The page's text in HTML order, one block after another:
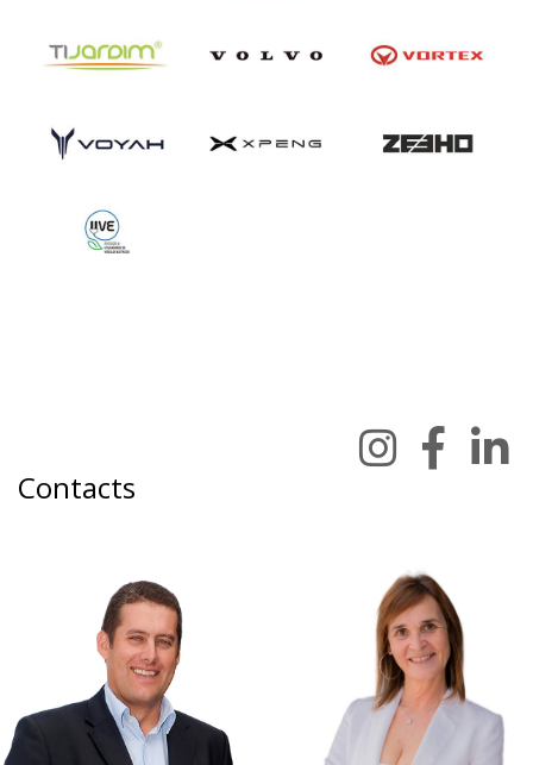
Contacts